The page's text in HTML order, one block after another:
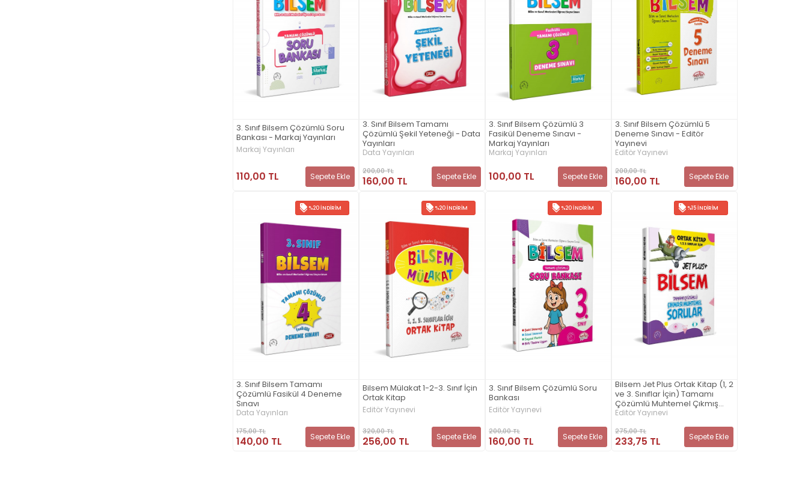
3. Sınıf Bilsem Çözümlü Soru
Bankası - Markaj Yayınları
Markaj Yayınları
110,00 TL Sepete Ekle
3. Sınıf Bilsem Tamamı
Çözümlü Şekil Yeteneği - Data
Yayınları
Data Yayınları
200,00 TL
160,00 TL Sepete Ekle
3. Sınıf Bilsem Çözümlü 3
Fasikül Deneme Sınavı -
Markaj Yayınları
Markaj Yayınları
100,00 TL Sepete Ekle
3. Sınıf Bilsem Çözümlü 5
Deneme Sınavı - Editör
Yayınevi
Editör Yayınevi
200,00 TL
160,00 TL Sepete Ekle
%20 İNDIRIM
3. Sınıf Bilsem Tamamı
Çözümlü Fasikül 4 Deneme
Sınavı
Data Yayınları
175,00 TL
140,00 TL Sepete Ekle
%20 İNDIRIM
Bilsem Mülakat 1-2-3. Sınıf İçin
Ortak Kitap
Editör Yayınevi
320,00 TL
256,00 TL Sepete Ekle
%20 İNDIRIM
3. Sınıf Bilsem Çözümlü Soru
Bankası
Editör Yayınevi
200,00 TL
160,00 TL Sepete Ekle
%15 İNDIRIM
Bilsem Jet Plus Ortak Kitap (1, 2
ve 3. Sınıflar İçin) Tamamı
Çözümlü Muhtemel Çıkmış
Sorular
Editör Yayınevi
275,00 TL
233,75 TL Sepete Ekle